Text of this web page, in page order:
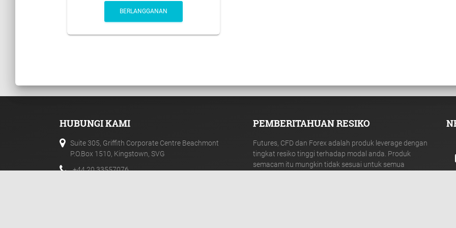
BERLANGGANAN
HUBUNGI KAMI
Suite 305, Griffith Corporate Centre Beachmont
P.O.Box 1510, Kingstown, SVG
+44 20 33557076
PEMBERITAHUAN RESIKO
Futures, CFD dan Forex adalah produk leverage dengan
tingkat resiko tinggi terhadap modal anda. Produk
semacam itu mungkin tidak sesuai untuk semua